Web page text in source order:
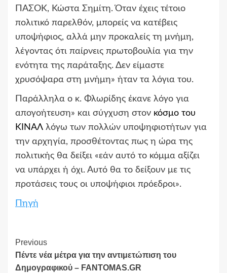
ΠΑΣΟΚ, Κώστα Σημίτη. Όταν έχεις τέτοιο
πολιτικό παρελθόν, μπορείς να κατέβεις
υποψήφιος, αλλά μην προκαλείς τη μνήμη,
λέγοντας ότι παίρνεις πρωτοβουλία για την
ενότητα της παράταξης. Δεν είμαστε
χρυσόψαρα στη μνήμη» ήταν τα λόγια του.
Παράλληλα ο κ. Φλωρίδης έκανε λόγο για
απογοήτευση» και σύγχυση στον κόσμο του
ΚΙΝΑΛ λόγω των πολλών υποψηφιοτήτων για
την αρχηγία, προσθέτοντας πως η ώρα της
πολιτικής θα δείξει «εάν αυτό το κόμμα αξίζει
να υπάρχει ή όχι. Αυτό θα το δείξουν με τις
προτάσεις τους οι υποψήφιοι πρόεδροι».
Πηγή
Continue
Reading
Previous
Πέντε νέα μέτρα για την αντιμετώπιση του
Δημογραφικού – FANTOMAS.GR